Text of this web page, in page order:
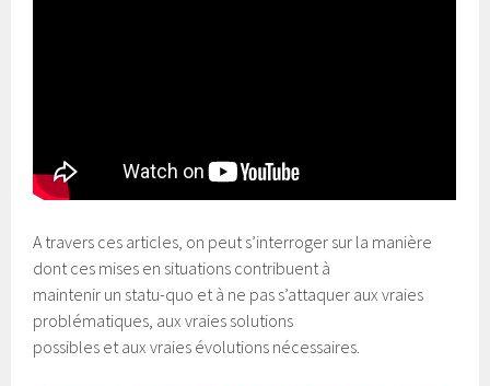
A travers ces articles, on peut s’interroger sur la manière
dont ces mises en situations contribuent à
maintenir un statu-quo et à ne pas s’attaquer aux vraies
problématiques, aux vraies solutions
possibles et aux vraies évolutions nécessaires.